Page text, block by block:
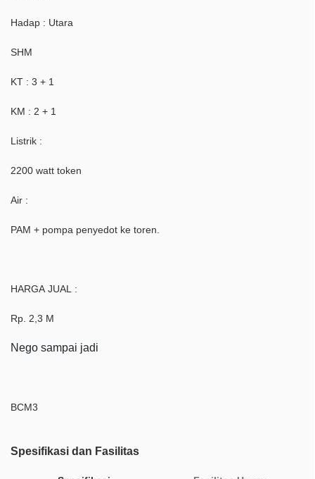
Hadap : Utara
SHM
KT : 3 + 1
KM : 2 + 1
Listrik :
2200 watt token
Air :
PAM + pompa penyedot ke toren.
HARGA JUAL :
Rp. 2,3 M
Nego sampai jadi
BCM3
Spesifikasi dan Fasilitas